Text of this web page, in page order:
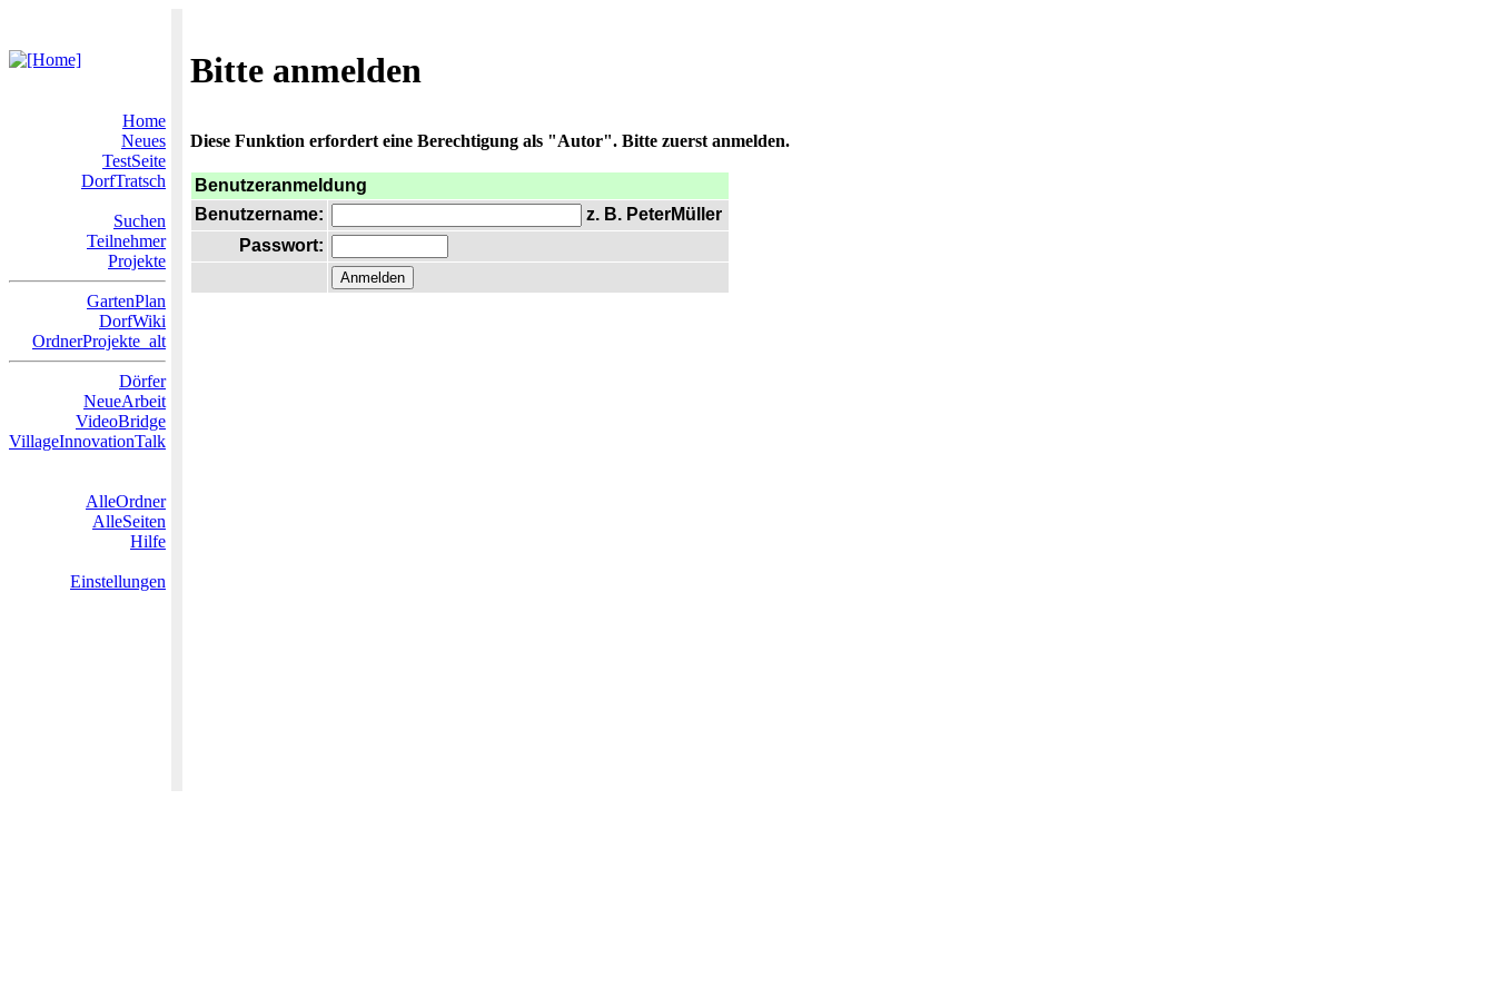
Bitte anmelden
Home
Neues
TestSeite
DorfTratsch
Suchen
Teilnehmer
Projekte
GartenPlan
DorfWiki
OrdnerProjekte_alt
Dörfer
NeueArbeit
VideoBridge
VillageInnovationTalk
AlleOrdner
AlleSeiten
Hilfe
Einstellungen
Diese Funktion erfordert eine Berechtigung als "Autor". Bitte zuerst anmelden.
Benutzeranmeldung
Benutzername:
z. B. PeterMüller
Passwort: